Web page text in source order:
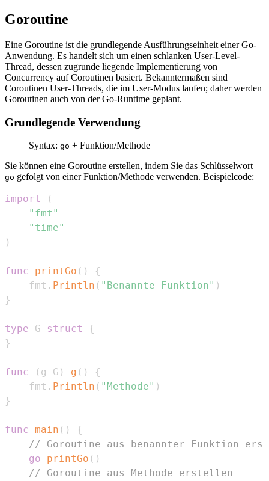
Goroutine
Eine Goroutine ist die grundlegende Ausführungseinheit einer Go-
Anwendung. Es handelt sich um einen schlanken User-Level-
Thread, dessen zugrunde liegende Implementierung von
Concurrency auf Coroutinen basiert. Bekanntermaßen sind
Coroutinen User-Threads, die im User-Modus laufen; daher werden
Goroutinen auch von der Go-Runtime geplant.
Grundlegende Verwendung
Syntax: go + Funktion/Methode
Sie können eine Goroutine erstellen, indem Sie das Schlüsselwort
go gefolgt von einer Funktion/Methode verwenden. Beispielcode:
import
(
"fmt"
"time"
)
func printGo ( )
{
	fmt
. Println ( "Benannte Funktion" )
}
type G struct
{
}
func ( g G ) g ( )
{
	fmt
. Println ( "Methode" )
}
func main ( )
{
// Goroutine aus benannter Funktion
go
printGo ( )
// Goroutine aus Methode erstellen